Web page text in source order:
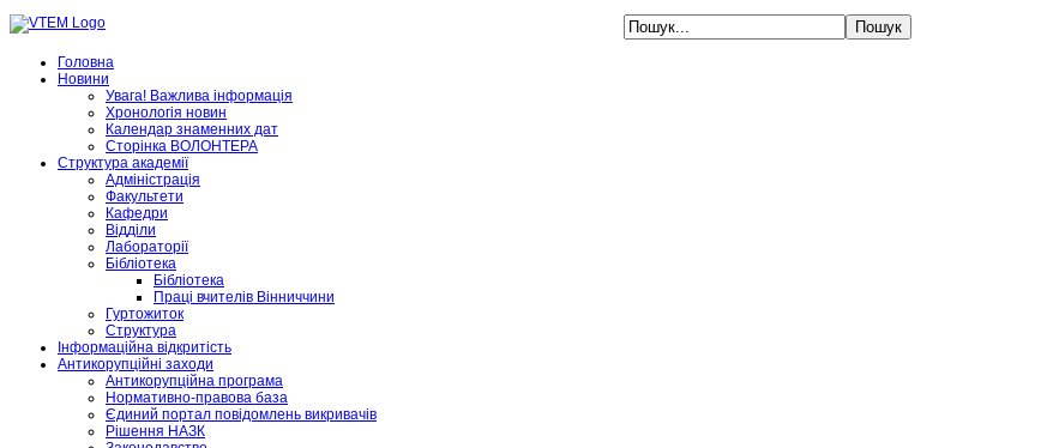
Головна
Новини
Увага! Важлива інформація
Хронологія новин
Календар знаменних дат
Сторінка ВОЛОНТЕРА
Структура академії
Адміністрація
Факультети
Кафедри
Відділи
Лабораторії
Бібліотека
Бібліотека
Праці вчителів Вінниччини
Гуртожиток
Структура
Інформаційна відкритість
Антикорупційні заходи
Антикорупційна програма
Нормативно-правова база
Єдиний портал повідомлень викривачів
Рішення НАЗК